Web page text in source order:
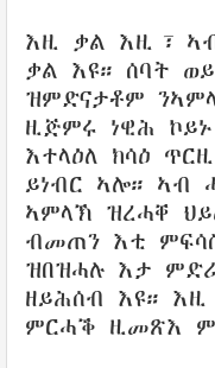
እዚ ቃል እዚ፣
ቃል እዩ። ሰባት
ዝምድናታቶም
ዚጅምሩ ነዊሕ
እተላዕለ ክሳዕ
ይነብር ኣሎ። ኣብ
ኣምላኽ ዝረሓቐ
ብመጠን እቲ
ዝበዝሓሉ እታ ምድሪ
ዘይሕሰብ እዩ።
ምርሓቕ ዚመጽእ